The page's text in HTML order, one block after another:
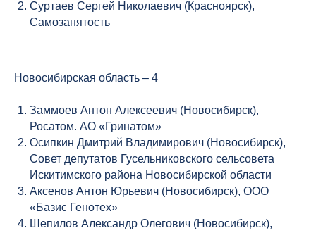
Суртаев Сергей Николаевич (Красноярск),
Самозанятость
Новосибирская область – 4
Заммоев Антон Алексеевич (Новосибирск),
Росатом. АО «Гринатом»
Осипкин Дмитрий Владимирович (Новосибирск),
Совет депутатов Гусельниковского сельсовета
Искитимского района Новосибирской области
Аксенов Антон Юрьевич (Новосибирск), ООО
«Базис Генотех»
Шепилов Александр Олегович (Новосибирск),